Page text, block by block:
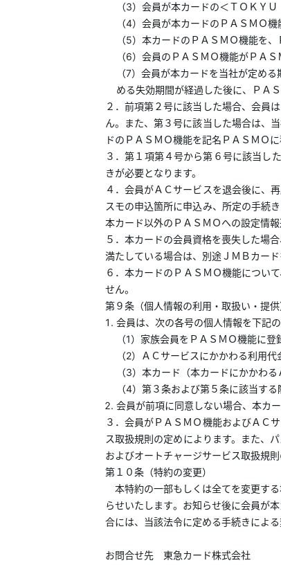
（3）会員が本カードの＜ＴＯＫＹ
（4）会員が本カードのＰＡＳＭＯ
（5）本カードのＰＡＳＭＯ機能を
（6）会員のＰＡＳＭＯ機能がＰＡ
（7）会員が本カードを当社が定め
める失効期間が経過した後に、ＰＡ
２．前項第２号に該当した場合、会員
ん。また、第３号に該当した場合は、
ドのＰＡＳＭＯ機能を記名ＰＡＳＭＯ
３．第１項第４号から第６号に該当し
きが必要となります。
４．会員がＡＣサービスを退会後に、
スモの申込箇所に申込み、所定の手続
本カード以外のＰＡＳＭＯへの設定情
５．本カードの会員資格を喪失した場
満たしている場合は、別途ＪＭＢカード
６．本カードのＰＡＳＭＯ機能につい
せん。
第９条（個人情報の利用・取扱い・提供
会員は、次の各号の個人情報を下記
（1）家族会員をＰＡＳＭＯ機能に
（2）ＡＣサービスにかかわる利用
（3）本カード（本カードにかかわ
（4）第３条および第５条に該当す
会員が前項に同意しない場合、本カ
３．会員がＰＡＳＭＯ機能およびＡＣ
ス取扱規則の定めによります。また、
およびオートチャージサービス取扱規則
第１０条（特約の変更）
本特約の一部もしくは全てを変更す
らせいたします。お知らせ後に会員が
合には、当該法令に定める手続きによる
お問合せ先 東急カード株式会社